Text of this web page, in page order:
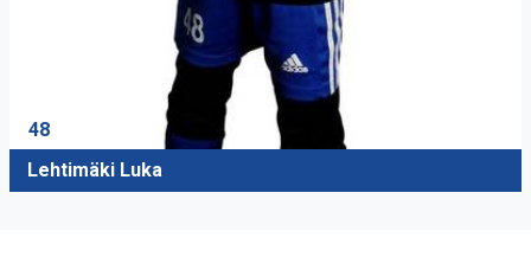
48
Lehtimäki Luka